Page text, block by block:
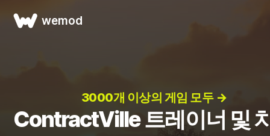
wemod
3000개 이상의 게임 모두 →
ContractVille 트레이너 및